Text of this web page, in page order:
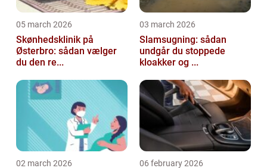
05 march 2026
Skønhedsklinik på
Østerbro: sådan vælger
du den re...
03 march 2026
Slamsugning: sådan
undgår du stoppede
kloakker og ...
02 march 2026 06 february 2026